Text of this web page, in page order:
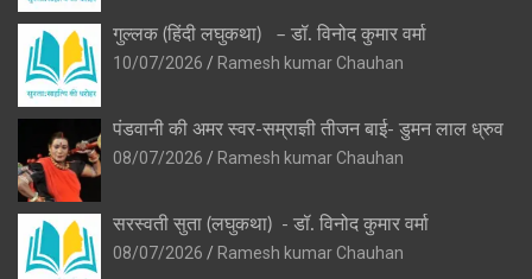
गुल्लक (हिंदी लघुकथा) – डॉ. विनोद कुमार वर्मा
10/07/2026
Ramesh kumar Chauhan
पंडवानी की अमर स्वर-सम्राज्ञी तीजन बाई- डुमन लाल ध्रुव
08/07/2026
Ramesh kumar Chauhan
सरस्वती सुता (लघुकथा) ​- डॉ. विनोद कुमार वर्मा
08/07/2026
Ramesh kumar Chauhan